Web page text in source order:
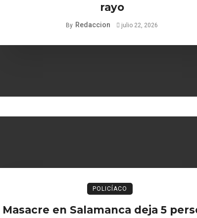
rayo
By Redaccion julio 22, 2026
POLICÍACO
Masacre en Salamanca deja 5